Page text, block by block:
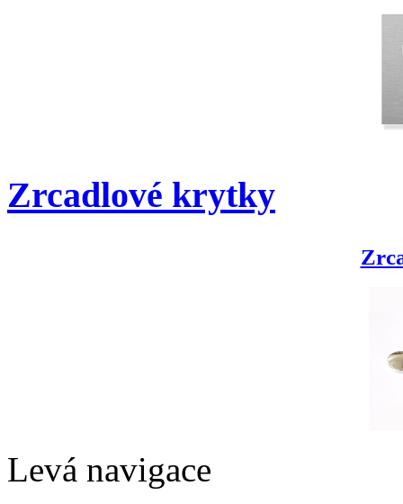
Zrcadlové krytky
Levá navigace